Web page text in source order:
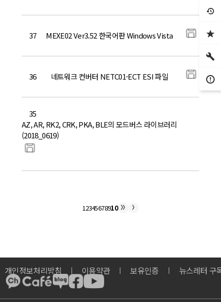
37 MEXE02 Ver3.52 한국어판 Windows Vista
36 네트워크 컨버터 NETC01-ECT ESI 파일
35
AZ, AR, RK2, CRK, PKA, BLE의 모드버스 라이브러리
(2018_0619)
12345678910
개인정보처리방침 이용약관 보유인증 뉴스레터 구